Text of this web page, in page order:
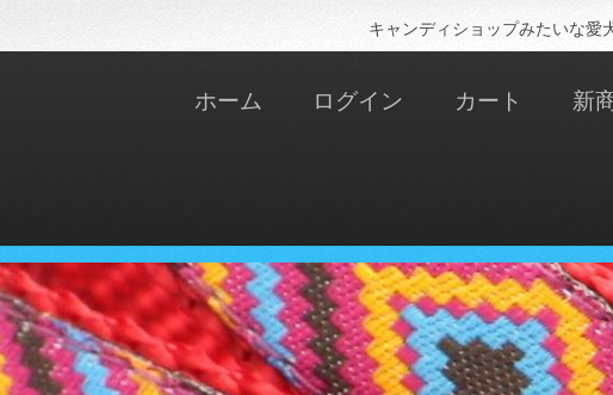
キャンディショップみたいな愛
ホーム ログイン カート 新